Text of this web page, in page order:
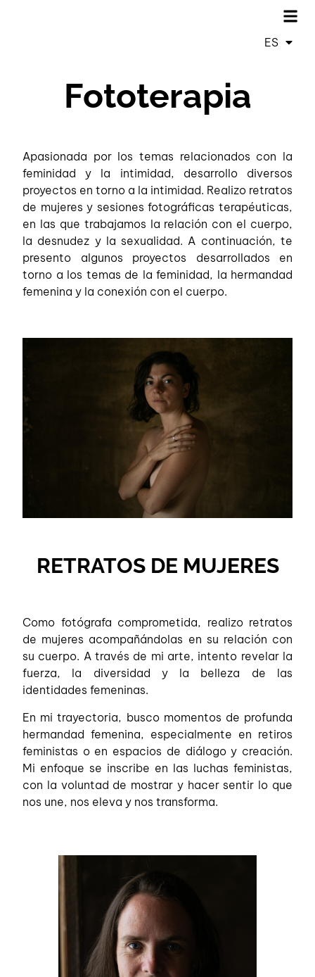
ES
FR
Fototerapia
Apasionada por los temas relacionados con la
feminidad y la intimidad, desarrollo diversos
proyectos en torno a la intimidad. Realizo retratos
de mujeres y sesiones fotográficas terapéuticas,
en las que trabajamos la relación con el cuerpo,
la desnudez y la sexualidad. A continuación, te
presento algunos proyectos desarrollados en
torno a los temas de la feminidad, la hermandad
femenina y la conexión con el cuerpo.
RETRATOS DE MUJERES
Como fotógrafa comprometida, realizo retratos
de mujeres acompañándolas en su relación con
su cuerpo. A través de mi arte, intento revelar la
fuerza, la diversidad y la belleza de las
identidades femeninas.
En mi trayectoria, busco momentos de profunda
hermandad femenina, especialmente en retiros
feministas o en espacios de diálogo y creación.
Mi enfoque se inscribe en las luchas feministas,
con la voluntad de mostrar y hacer sentir lo que
nos une, nos eleva y nos transforma.